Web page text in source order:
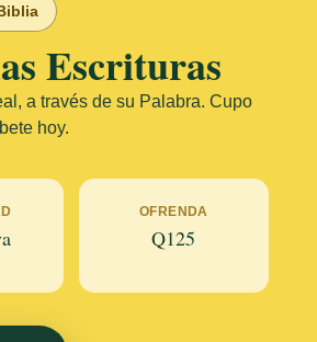
Escrituras
a través de su Palabra. Cupo
hoy.
OFRENDA
Q125